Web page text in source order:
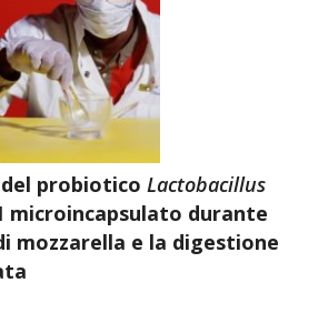
probiotico Lactobacillus
microincapsulato durante
mozzarella e la digestione